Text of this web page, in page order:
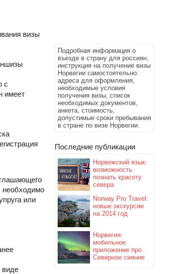
Подробная информация о
въезде в страну для россиян,
инструкция на получение визы
Норвегии самостоятельно:
адреса для оформления,
необходимые условия
получения визы, список
необходимых документов,
анкета, стоимость,
допустимые сроки пребывания
в стране по визе Норвегии.
Последние публикации
Норвежский язык:
возможность
познать красоту
севера
Norway Pro Travel:
новые экскурсии
на 2014 год
Норвегия:
мобильное
приложение про
Северное сияние
визы
с
имеет
необходимо
или
виде